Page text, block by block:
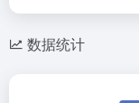
数据统计